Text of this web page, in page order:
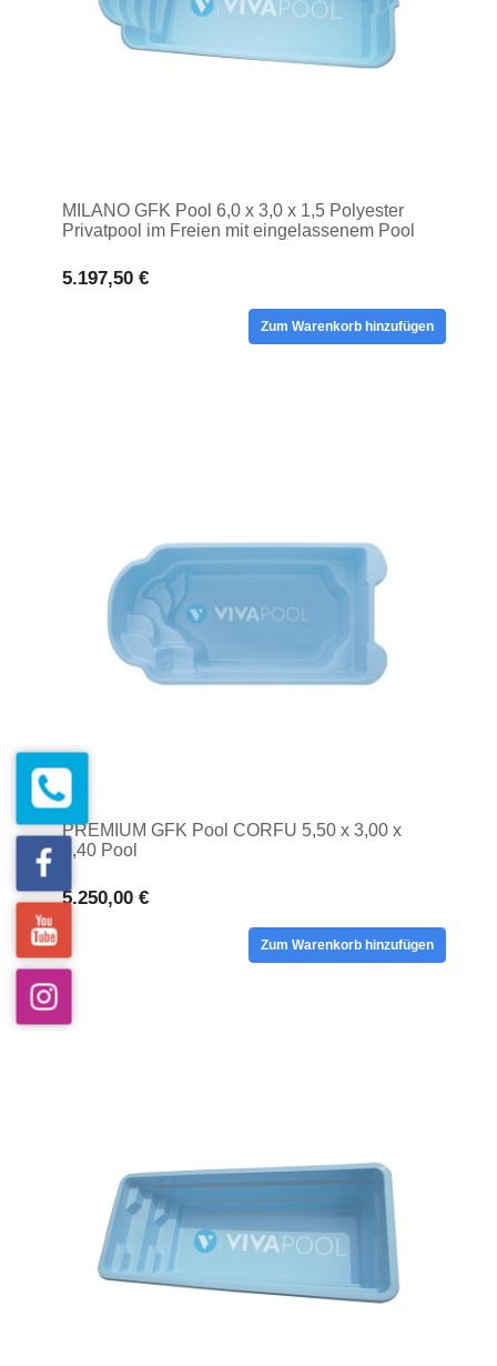
MILANO GFK Pool 6,0 x 3,0 x 1,5 Polyester
Privatpool im Freien mit eingelassenem Pool
5.197,50 €
Zum Warenkorb hinzufügen
PREMIUM GFK Pool CORFU 5,50 x 3,00 x
1,40 Pool
5.250,00 €
Zum Warenkorb hinzufügen